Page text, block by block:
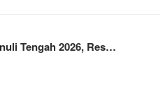
Tengah 2026, Res…